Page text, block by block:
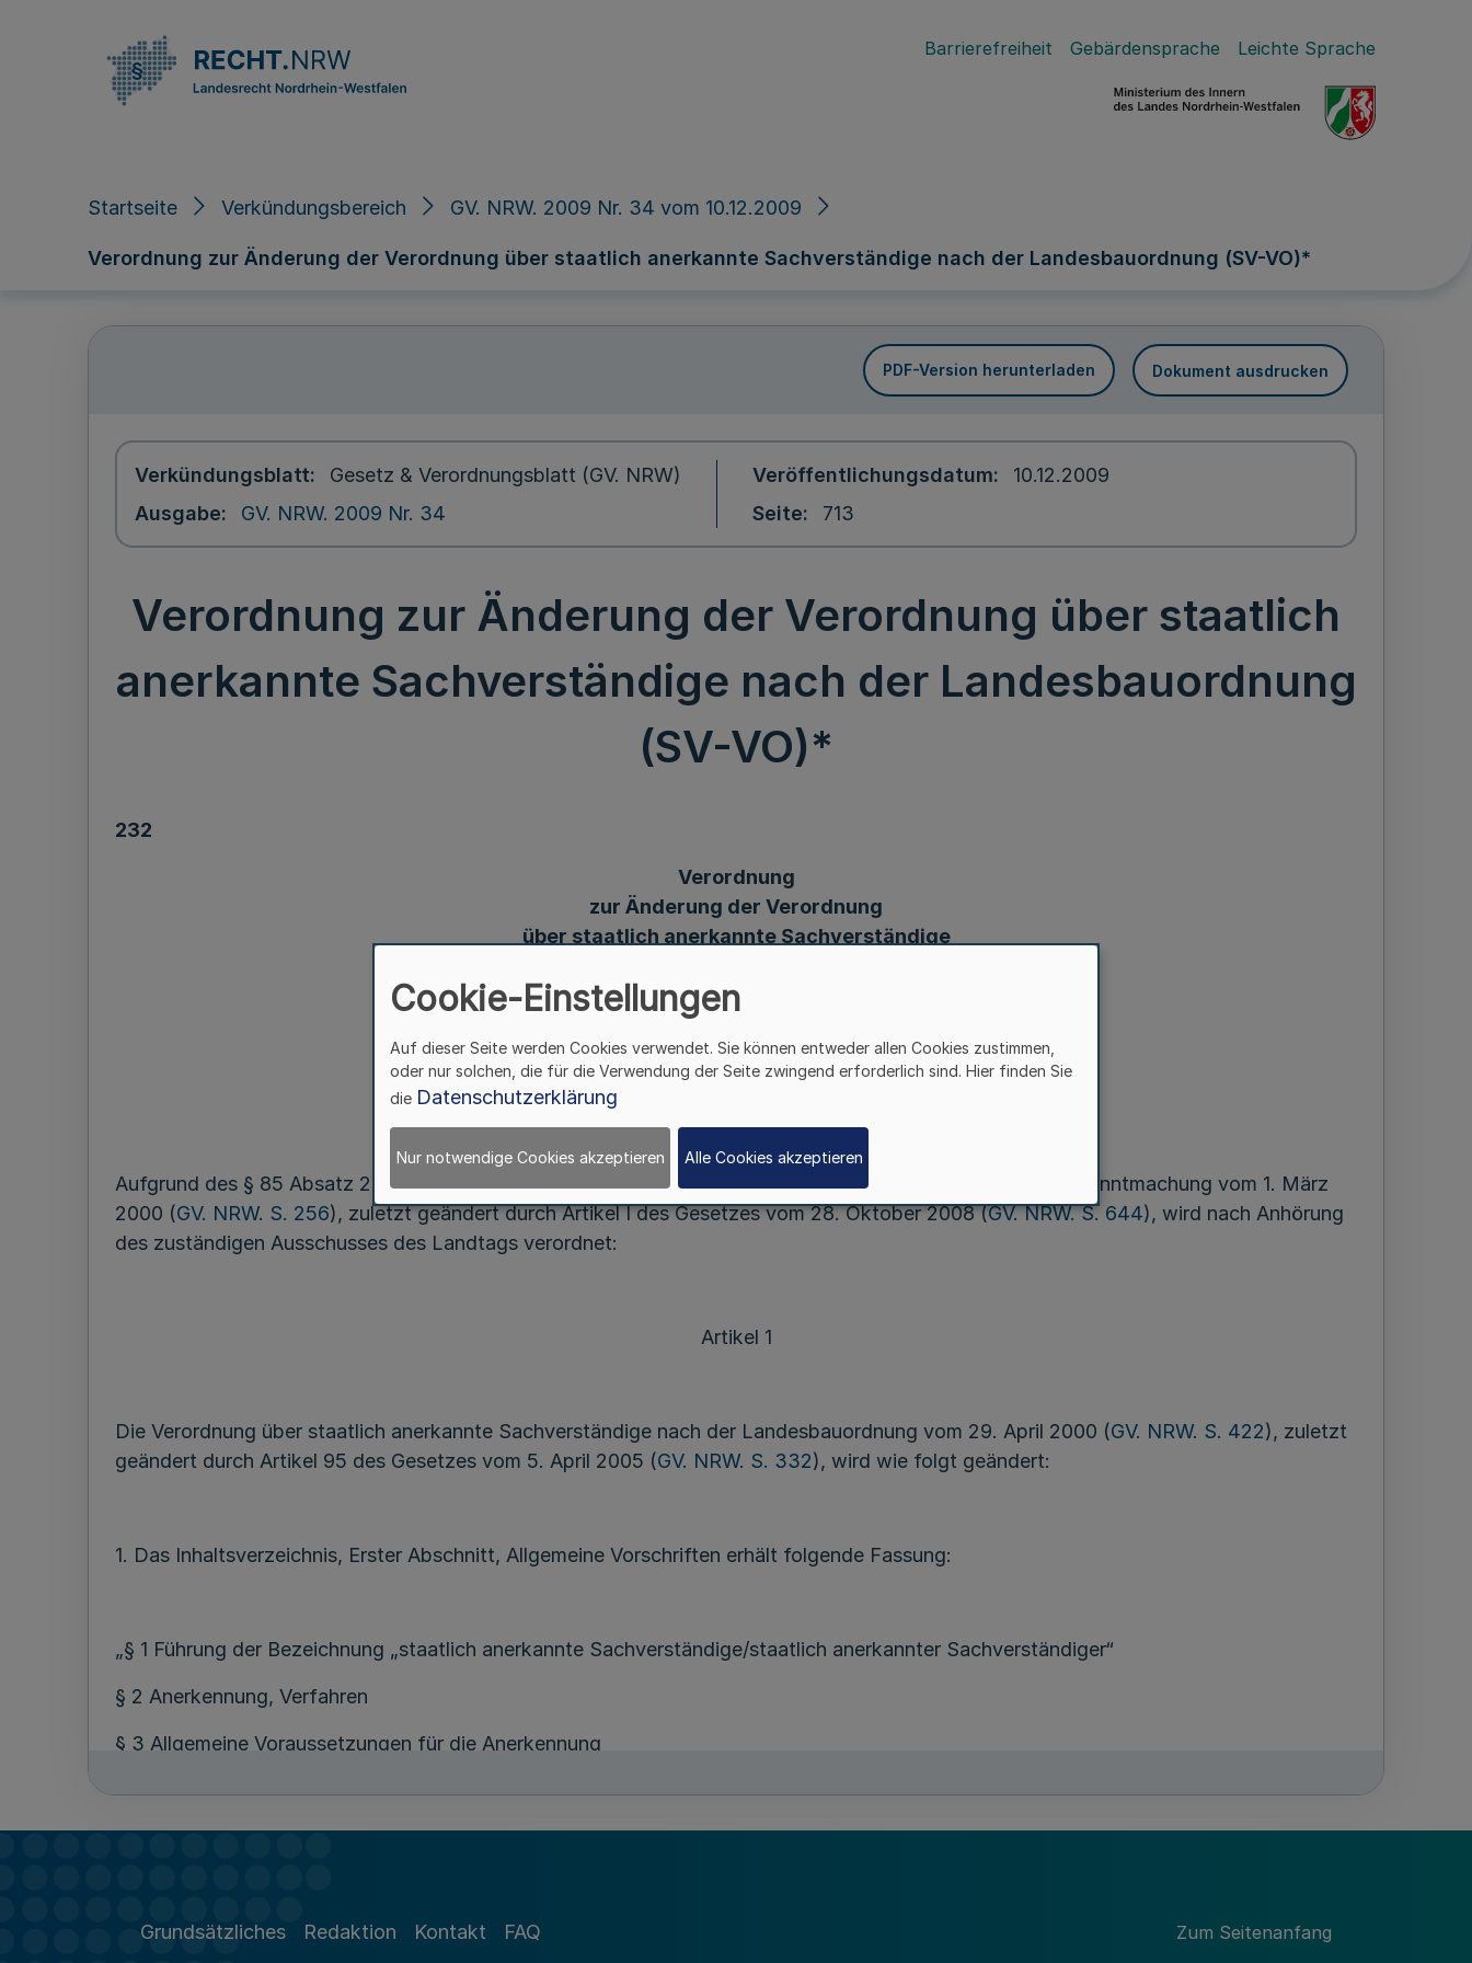
Barrierefreiheit Gebärdensprache Leichte Sprache
Startseite Verkündungsbereich GV. NRW. 2009 Nr. 34 vom 10.12.2009
Verordnung zur Änderung der Verordnung über staatlich anerkannte Sachverständige nach der Landesbauordnung (SV-VO)*
PDF-Version herunterladen Dokument ausdrucken
Verkündungsblatt
Gesetz & Verordnungsblatt (GV. NRW)
Ausgabe
GV. NRW. 2009 Nr. 34
Veröffentlichungsdatum
10.12.2009
Seite
713
Verordnung zur Änderung der Verordnung über staatlich
anerkannte Sachverständige nach der Landesbauordnung
(SV-VO)*
232
Verordnung
zur Änderung der Verordnung
über staatlich anerkannte Sachverständige
(SV-VO)
Aufgrund des § 85 Absatz 2 Satz 1 Nummer 4 der Landesbauordnung (BauO NRW) in der Fassung der Bekanntmachung vom 1. März
2000 (GV. NRW. S. 256), zuletzt geändert durch Artikel I des Gesetzes vom 28. Oktober 2008 (GV. NRW. S. 644), wird nach Anhörung
des zuständigen Ausschusses des Landtags verordnet:
Artikel 1
Die Verordnung über staatlich anerkannte Sachverständige nach der Landesbauordnung vom 29. April 2000 (GV. NRW. S. 422), zuletzt
geändert durch Artikel 95 des Gesetzes vom 5. April 2005 (GV. NRW. S. 332), wird wie folgt geändert:
1. Das Inhaltsverzeichnis, Erster Abschnitt, Allgemeine Vorschriften erhält folgende Fassung:
„§ 1 Führung der Bezeichnung „staatlich anerkannte Sachverständige/staatlich anerkannter Sachverständiger“
§ 2 Anerkennung, Verfahren
§ 3 Allgemeine Voraussetzungen für die Anerkennung
§ 4 Gleichwertigkeit, gegenseitige Anerkennung
§ 5 Erlöschen, Rücknahme, Widerruf
§ 7 (entfällt).“
Grundsätzliches Redaktion Kontakt FAQ Zum Seitenanfang
Cookie-Einstellungen
Auf dieser Seite werden Cookies verwendet. Sie können entweder allen Cookies zustimmen,
oder nur solchen, die für die Verwendung der Seite zwingend erforderlich sind. Hier finden Sie
die Datenschutzerklärung
Nur notwendige Cookies akzeptieren Alle Cookies akzeptieren